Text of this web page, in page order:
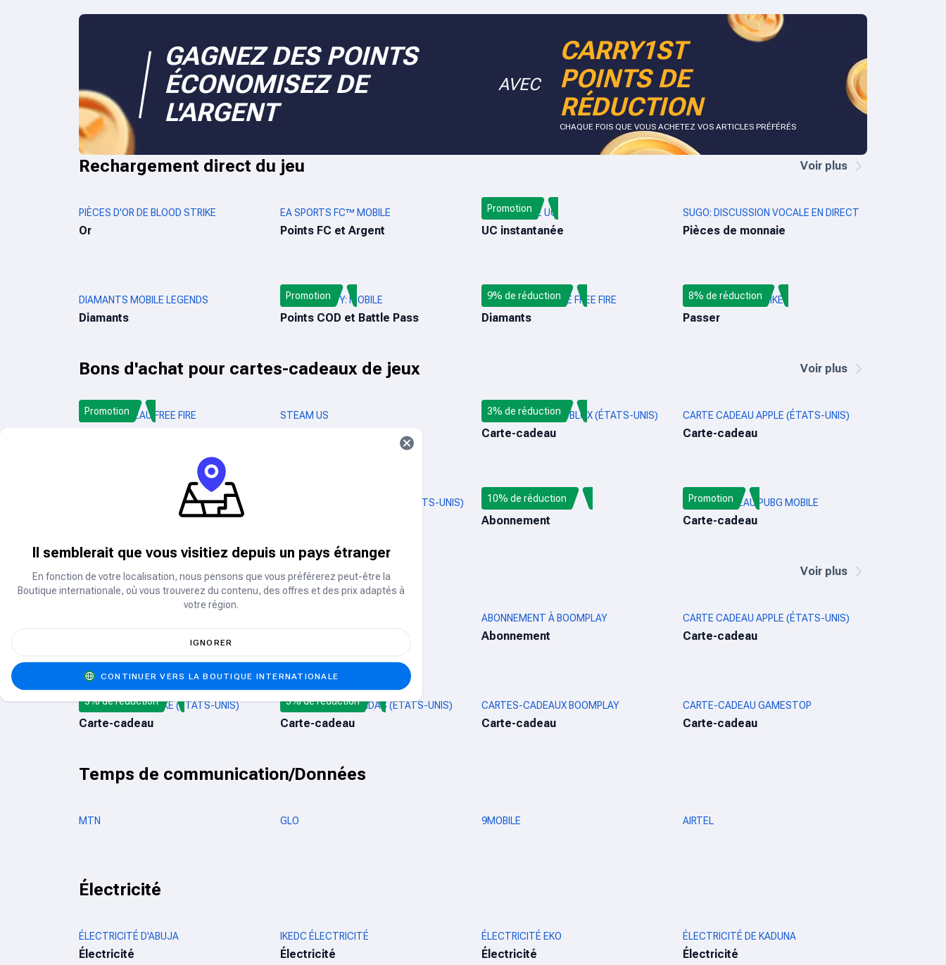
GAGNEZ DES POINTS
ÉCONOMISEZ DE
L'ARGENT
AVEC
CARRY1ST
POINTS DE
RÉDUCTION
CHAQUE FOIS QUE VOUS ACHETEZ VOS ARTICLES PRÉFÉRÉS
Rechargement direct du jeu Voir plus
PIÈCES D'OR DE BLOOD STRIKE
Or
EA SPORTS FC™ MOBILE
Points FC et Argent
PUBG MOBILE UC
UC instantanée
Promotion SUGO: DISCUSSION VOCALE EN DIRECT
Pièces de monnaie
DIAMANTS MOBILE LEGENDS
Diamants
CALL OF DUTY: MOBILE
Points COD et Battle Pass
Promotion RECHARGE DIRECTE FREE FIRE
Diamants
9% de réduction COL DE BLOOD STRIKE
Passer
8% de réduction
Bons d'achat pour cartes-cadeaux de jeux Voir plus
CARTE-CADEAU FREE FIRE
Promotion STEAM US CARTE-CADEAU ROBLOX (ÉTATS-UNIS)
Carte-cadeau
3% de réduction CARTE CADEAU APPLE (ÉTATS-UNIS)
Carte-cadeau
CARTE CADEAU XBOX LIVE (ÉTATS-UNIS) AUDIOMACK
Abonnement
10% de réduction CARTE-CADEAU PUBG MOBILE
Carte-cadeau
Promotion
Style de vie et divertissement Voir plus
ABONNEMENT À BOOMPLAY
Abonnement
CARTE CADEAU APPLE (ÉTATS-UNIS)
Carte-cadeau
CARTE-CADEAU NIKE (ÉTATS-UNIS)
Carte-cadeau
3% de réduction CARTE CADEAU ADIDAS (ÉTATS-UNIS)
Carte-cadeau
5% de réduction CARTES-CADEAUX BOOMPLAY
Carte-cadeau
CARTE-CADEAU GAMESTOP
Carte-cadeau
Temps de communication/Données
MTN GLO 9MOBILE AIRTEL
Électricité
ÉLECTRICITÉ D'ABUJA
Électricité
IKEDC ÉLECTRICITÉ
Électricité
ÉLECTRICITÉ EKO
Électricité
ÉLECTRICITÉ DE KADUNA
Électricité
Il semblerait que vous visitiez depuis un pays étranger
En fonction de votre localisation, nous pensons que vous préférerez peut-être la
Boutique internationale, où vous trouverez du contenu, des offres et des prix adaptés à
votre région.
IGNORER
CONTINUER VERS LA BOUTIQUE INTERNATIONALE